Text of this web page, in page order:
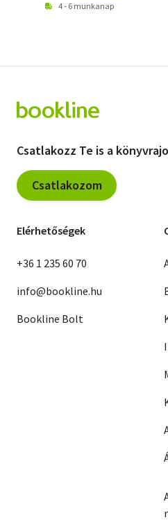
4 - 6 munkanap
Csatlakozz Te is a
Csatlakozom
Elérhetőségek
+36 1 235 60 70
info@bookline.hu
Bookline Bolt